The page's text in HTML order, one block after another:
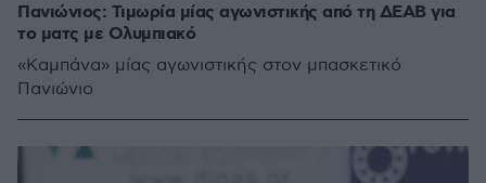
Πανιώνιος: Τιμωρία μίας αγωνιστικής από τη ΔΕΑΒ για
το ματς με Ολυμπιακό
«Καμπάνα» μίας αγωνιστικής στον μπασκετικό
Πανιώνιο